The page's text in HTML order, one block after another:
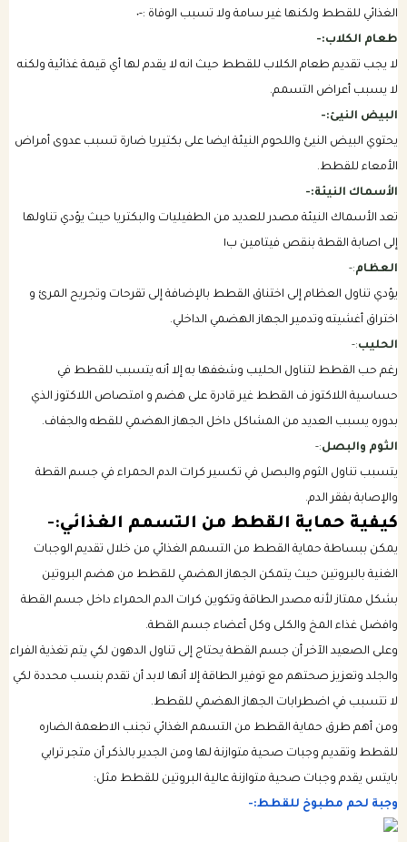
الغذائي للقطط ولكنها غير سامة ولا تسبب الوفاة :-٠
طعام الكلاب:-
لا يجب تقديم طعام الكلاب للقطط حيث انه لا يقدم لها أي قيمة غذائية ولكنه
لا يسبب أعراض التسمم.
البيض النيئ:-
يحتوي البيض النيئ واللحوم النيئة ايضا على بكتيريا ضارة تسبب عدوى أمراض
الأمعاء للقطط.
الأسماك النيئة:-
تعد الأسماك النيئة مصدر للعديد من الطفيليات والبكتريا حيث يؤدي تناولها
إلى اصابة القطة بنقص فيتامين ب١
العظام:-
يؤدي تناول العظام إلى اختناق القطط بالإضافة إلى تقرحات وتجريح المرئ و
اختراق أغشيته وتدمير الجهاز الهضمي الداخلي.
الحليب:-
رغم حب القطط لتناول الحليب وشغفها به إلا أنه يتسبب للقطط في
حساسية اللاكتوز ف القطط غير قادرة على هضم و امتصاص اللاكتوز الذي
بدوره يسبب العديد من المشاكل داخل الجهاز الهضمي للقطه والجفاف.
الثوم والبصل:-
يتسبب تناول الثوم والبصل في تكسير كرات الدم الحمراء في جسم القطة
والإصابة بفقر الدم.
كيفية حماية القطط من التسمم الغذائي:-
يمكن ببساطة حماية القطط من التسمم الغذائي من خلال تقديم الوجبات
الغنية بالبروتين حيث يتمكن الجهاز الهضمي للقطط من هضم البروتين
بشكل ممتاز لأنه مصدر الطاقة وتكوين كرات الدم الحمراء داخل جسم القطة
وافضل غذاء المخ والكلى وكل أعضاء جسم القطة.
وعلى الصعيد الآخر أن جسم القطة يحتاج إلى تناول الدهون لكي يتم تغذية الفراء
والجلد وتعزيز صحتهم مع توفير الطاقة إلا أنها لابد أن تقدم بنسب محددة لكي
لا تتسبب في اضطرابات الجهاز الهضمي للقطط.
ومن أهم طرق حماية القطط من التسمم الغذائي تجنب الاطعمة الضاره
للقطط وتقديم وجبات صحية متوازنة لها ومن الجدير بالذكر أن متجر ترابي
بايتس يقدم وجبات صحية متوازنة عالية البروتين للقطط مثل:
وجبة لحم مطبوخ للقطط:-